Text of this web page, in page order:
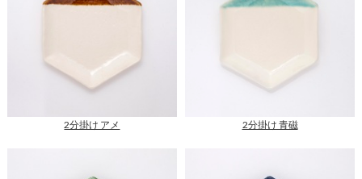
2分掛け アメ 2分掛け 青磁